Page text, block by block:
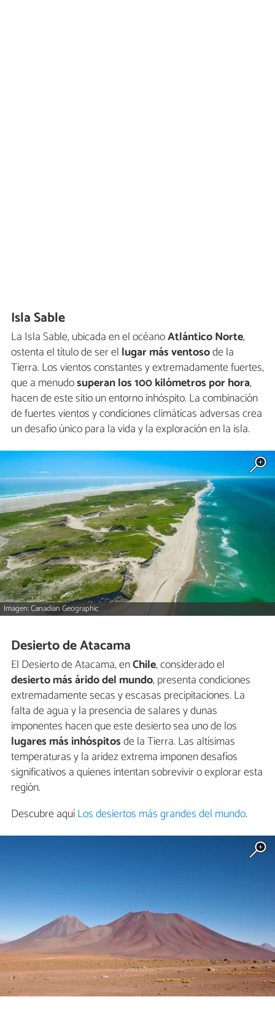
Isla Sable
La Isla Sable, ubicada en el océanoAtlántico Norte,
ostenta el título de ser el lugar más ventosode la
Tierra. Los vientos constantes y extremadamente fuertes,
que a menudosuperan los 100 kilómetros por hora,
hacen de este sitio un entorno inhóspito. La combinación
de fuertes vientos y condiciones climáticas adversas crea
un desafío único para la vida y la exploración en la isla.
Imagen: Canadian Geographic
Desierto de Atacama
El Desierto de Atacama, enChile, considerado el
desierto más árido del mundo, presenta condiciones
extremadamente secas y escasas precipitaciones. La
falta de agua y la presencia de salares y dunas
imponentes hacen que este desierto sea uno de los
lugares más inhóspitosde la Tierra. Las altísimas
temperaturas y la aridez extrema imponen desafíos
significativos a quienes intentan sobrevivir o explorar esta
región.
Descubre aquíLos desiertos más grandes del mundo.